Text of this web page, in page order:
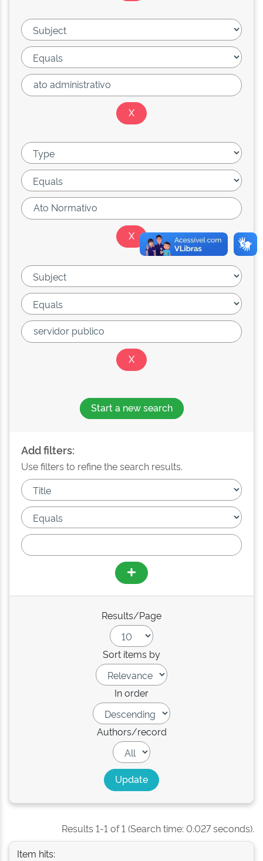
Start a new search
Add filters:
Use filters to refine the search results.
Results/Page
Sort items by
In order
Authors/record
Results 1-1 of 1 (Search time: 0.027 seconds).
Item hits: